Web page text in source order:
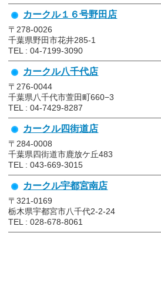
カークル１６号野田店
〒278-0026
千葉県野田市花井285-1
TEL : 04-7199-3090
カークル八千代店
〒276-0044
千葉県八千代市萱田町660−3
TEL : 04-7429-8287
カークル四街道店
〒284-0008
千葉県四街道市鹿放ケ丘483
TEL : 043-669-3015
カークル宇都宮南店
〒321-0169
栃木県宇都宮市八千代2-2-24
TEL : 028-678-8061